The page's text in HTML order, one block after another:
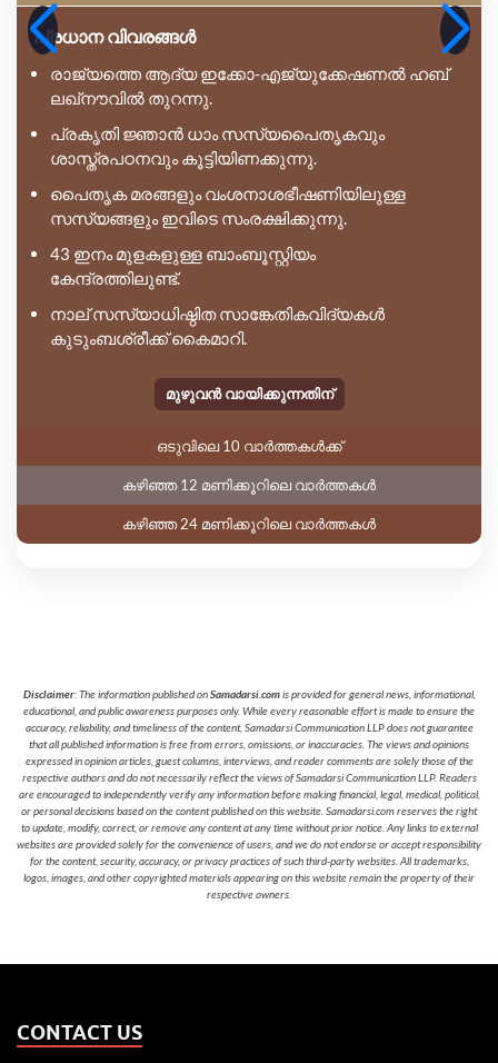
പ്രധാന വിവരങ്ങൾ
രാജ്യത്തെ ആദ്യ ഇക്കോ-എജ്യുക്കേഷണൽ ഹബ്
ലഖ്നൗവിൽ തുറന്നു.
പ്രകൃതി ജ്ഞാൻ ധാം സസ്യപൈതൃകവും
ശാസ്ത്രപഠനവും കൂട്ടിയിണക്കുന്നു.
പൈതൃക മരങ്ങളും വംശനാശഭീഷണിയിലുള്ള
സസ്യങ്ങളും ഇവിടെ സംരക്ഷിക്കുന്നു.
43 ഇനം മുളകളുള്ള ബാംബൂസ്റ്റിയം
കേന്ദ്രത്തിലുണ്ട്.
നാല് സസ്യാധിഷ്ഠിത സാങ്കേതികവിദ്യകൾ
കുടുംബശ്രീക്ക് കൈമാറി.
മുഴുവൻ വായിക്കുന്നതിന്
ഒടുവിലെ 10 വാർത്തകൾക്ക്
കഴിഞ്ഞ 12 മണിക്കൂറിലെ വാർത്തകൾ
കഴിഞ്ഞ 24 മണിക്കൂറിലെ വാർത്തകൾ
Disclaimer: The information published onSamadarsi.comis provided for general news, informational,
educational, and public awareness purposes only. While every reasonable effort is made to ensure the
accuracy, reliability, and timeliness of the content, Samadarsi Communication LLP does not guarantee
that all published information is free from errors, omissions, or inaccuracies. The views and opinions
expressed in opinion articles, guest columns, interviews, and reader comments are solely those of the
respective authors and do not necessarily reflect the views of Samadarsi Communication LLP. Readers
are encouraged to independently verify any information before making financial, legal, medical, political,
or personal decisions based on the content published on this website. Samadarsi.com reserves the right
to update, modify, correct, or remove any content at any time without prior notice. Any links to external
websites are provided solely for the convenience of users, and we do not endorse or accept responsibility
for the content, security, accuracy, or privacy practices of such third-party websites. All trademarks,
logos, images, and other copyrighted materials appearing on this website remain the property of their
respective owners.
CONTACT US